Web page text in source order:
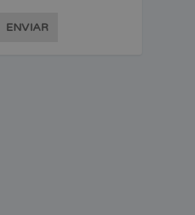
ENVIAR